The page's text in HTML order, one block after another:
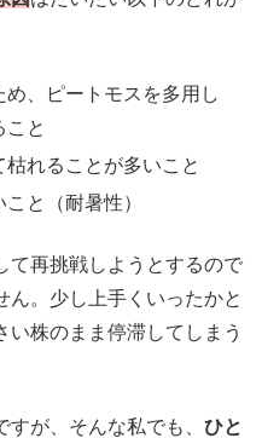
、ピートモスを多用し
こと
れることが多いこと
と（耐暑性）
て再挑戦しようとするので
ん。少し上手くいったかと
い株のまま停滞してしまう
が、そんな私でも、 ひと